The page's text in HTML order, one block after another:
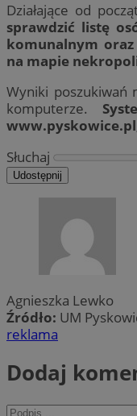
Działające od
sprawdzić listę
komunalnym
na mapie
Wyniki poszukiwań
komputerze.
Słuchaj
Udostępnij
Agnieszka Lewko
Źródło: UM
reklama
Dodaj